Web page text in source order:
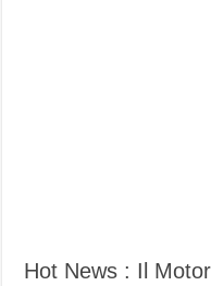
Hot News : Il